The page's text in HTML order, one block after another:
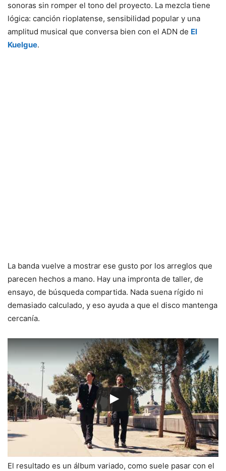
sonoras sin romper el tono del proyecto. La mezcla tiene
lógica: canción rioplatense, sensibilidad popular y una
amplitud musical que conversa bien con el ADN de El
Kuelgue.
La banda vuelve a mostrar ese gusto por los arreglos que
parecen hechos a mano. Hay una impronta de taller, de
ensayo, de búsqueda compartida. Nada suena rígido ni
demasiado calculado, y eso ayuda a que el disco mantenga
cercanía.
El resultado es un álbum variado, como suele pasar con el